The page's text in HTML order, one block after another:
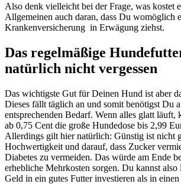
Also denk vielleicht bei der Frage, was kostet
Allgemeinen auch daran, dass Du womöglich
Krankenversicherung in Erwägung ziehst.
Das regelmäßige
natürlich nicht vergessen
Das wichtigste Gut für Deinen Hund ist aber
Dieses fällt täglich an und somit benötigst Du
entsprechenden Bedarf. Wenn alles glatt läuft,
ab 0,75 Cent die große Hundedose bis 2,99
Allerdings gilt hier natürlich: Günstig ist nicht
Hochwertigkeit und darauf, dass Zucker
Diabetes zu vermeiden. Das würde am Ende
erhebliche Mehrkosten sorgen. Du kannst also
Geld in ein gutes Futter investieren als in